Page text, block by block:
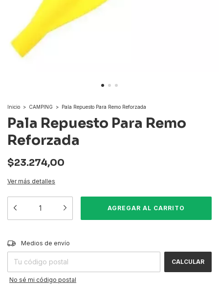
Inicio > CAMPING > Pala Repuesto Para Remo Reforzada
Pala Repuesto Para Remo
Reforzada
$23.274,00
Ver más detalles
Entregas para el CP:
Medios de envío
CALCULAR
No sé mi código postal